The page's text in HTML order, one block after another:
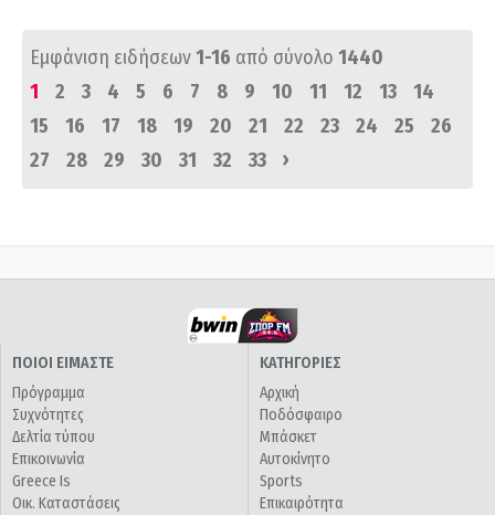
Εμφάνιση ειδήσεων1-16 από σύνολο 1440
1
2 3 4 5 6 7 8 9 10 11 12 13
14
15
16 17 18 19 20 21 22 23 24 25
26
27
28 29 30 31 32 33 ›
ΠΟΙΟΙ ΕΙΜΑΣΤΕ
Πρόγραμμα
Συχνότητες
Δελτία τύπου
Επικοινωνία
Greece Is
Οικ. Καταστάσεις
ΚΑΤΗΓΟΡΙΕΣ
Αρχική
Ποδόσφαιρο
Μπάσκετ
Αυτοκίνητο
Sports
Επικαιρότητα